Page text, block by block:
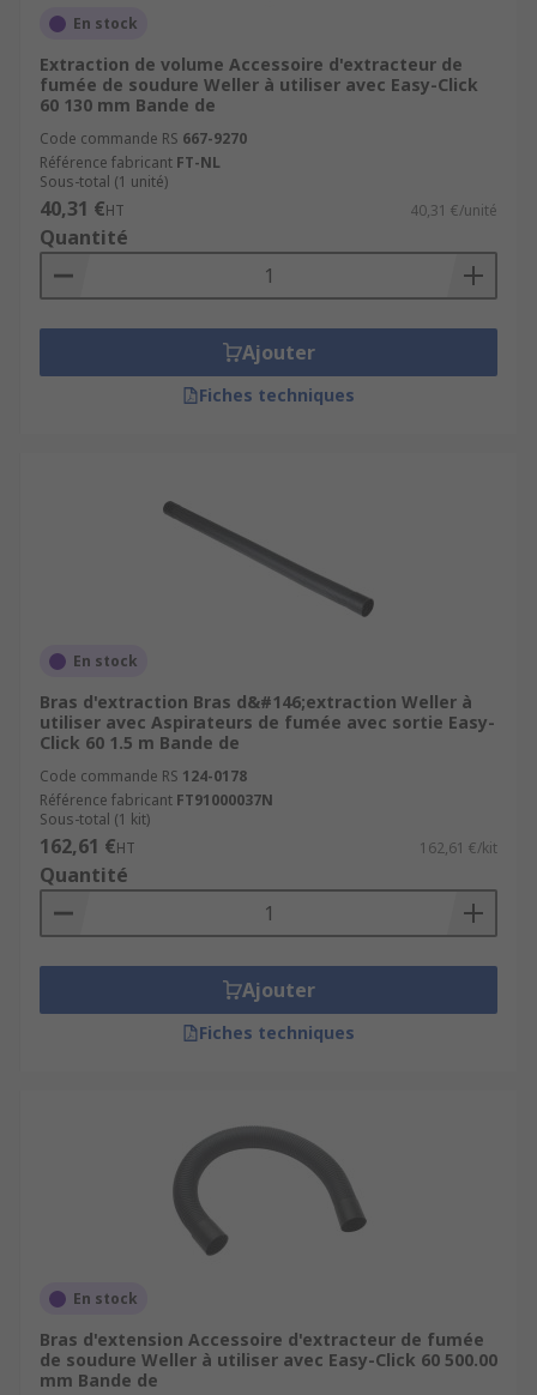
En stock
Extraction de volume Accessoire d'extracteur de
fumée de soudure Weller à utiliser avec Easy-Click
60 130 mm Bande de
Code commande RS 667-9270
Référence fabricant FT-NL
Sous-total (1 unité)
40,31 €HT 40,31 €/unité
Quantité
Ajouter
Fiches techniques
En stock
Bras d'extraction Bras d&#146;extraction Weller à
utiliser avec Aspirateurs de fumée avec sortie Easy-
Click 60 1.5 m Bande de
Code commande RS 124-0178
Référence fabricant FT91000037N
Sous-total (1 kit)
162,61 €HT 162,61 €/kit
Quantité
Ajouter
Fiches techniques
En stock
Bras d'extension Accessoire d'extracteur de fumée
de soudure Weller à utiliser avec Easy-Click 60 500.00
mm Bande de